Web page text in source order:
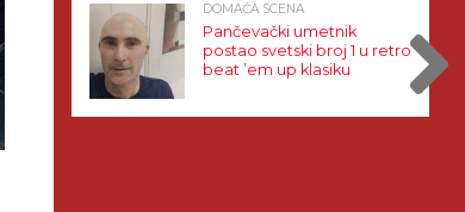
DOMAĆA SCENA
Pančevački umetnik
postao svetski broj 1 u retro
beat ’em up klasiku